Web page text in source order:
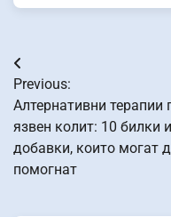
Навигация
Previous:
Алтернативни терапии
язвен колит: 10 билки и
добавки, които могат
помогнат